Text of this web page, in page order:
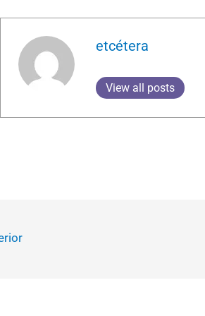
etcétera
View all posts